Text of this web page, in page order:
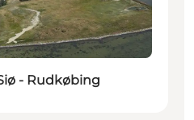
- Rudkøbing